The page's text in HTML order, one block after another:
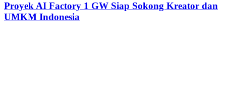
Proyek AI Factory 1 GW Siap Sokong Kreator dan
UMKM Indonesia